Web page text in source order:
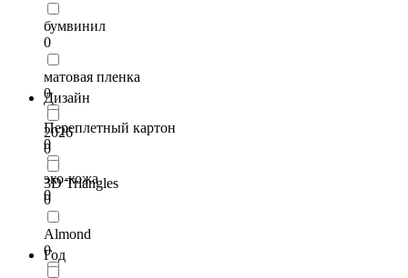
бумвинил
0
матовая пленка
0
Переплетный картон
0
эко-кожа
0
Дизайн
2026
0
3D Triangles
0
Almond
0
Год